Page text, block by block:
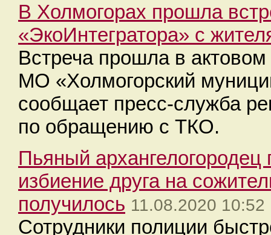
В Холмогорах прошла
«ЭкоИнтегратора» с
Встреча прошла в
МО «Холмогорский
сообщает пресс-служба
по обращению с ТКО.
Пьяный
избиение друга на
получилось 11.08.2020 10:52
Сотрудники полиции